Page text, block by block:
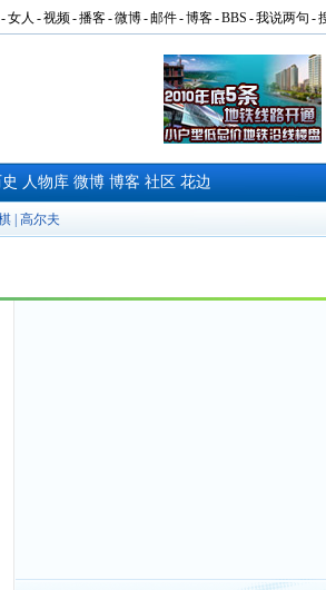
-女人 -视频-播客-微博-邮件-博客-BBS -我说两句 -
人物库 微博 博客 社区 花边
高尔夫